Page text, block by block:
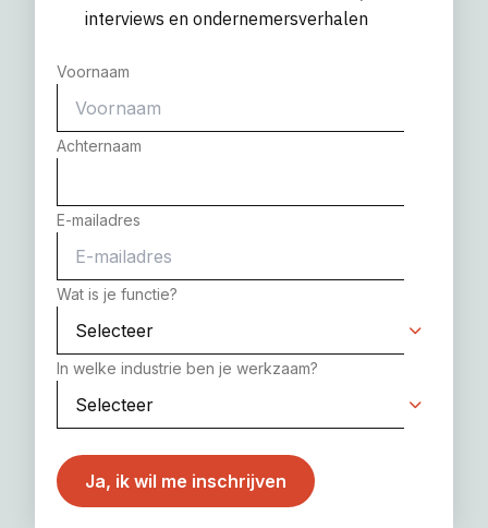
interviews en ondernemersverhalen
Voornaam
Achternaam
E-mailadres
Wat is je functie?
In welke industrie ben je werkzaam?